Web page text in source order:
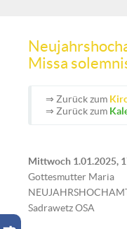
Missa
⇒ Zurück zum
⇒ Zurück zum
Mittwoch 1.01.2025,
Gottesmutter Maria
Sadrawetz OSA